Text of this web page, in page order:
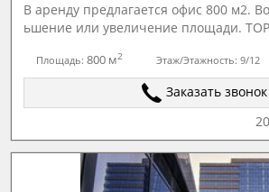
В аренду предлагается офис 800 м2.
ьшение или увеличение площади.
Площадь: 800 м2 Этаж/Этажность: 9/12
Заказать звонок